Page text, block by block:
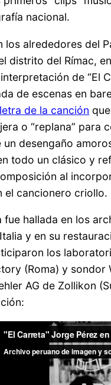
nacional.
los alrededores del
distrito del Rímac,
de “El
de escenas en
de la canción
o “replana” para
un desengaño
todo un clásico y
al
el cancionero criollo.
fue hallada en los
y en su
los
(Roma) y sondor
AG de Zollikon